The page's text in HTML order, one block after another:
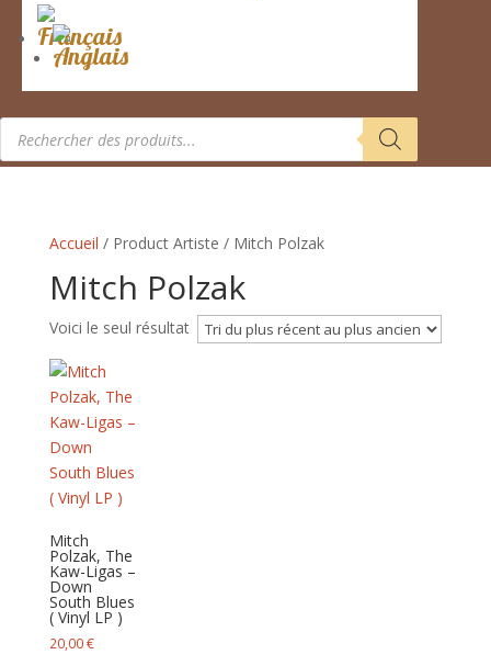
Recherche
produits
Accueil / Product Artiste / Mitch Polzak
Mitch Polzak
Voici le seul résultat
Mitch
Polzak, The
Kaw-Ligas –
Down
South Blues
( Vinyl LP )
20,00€